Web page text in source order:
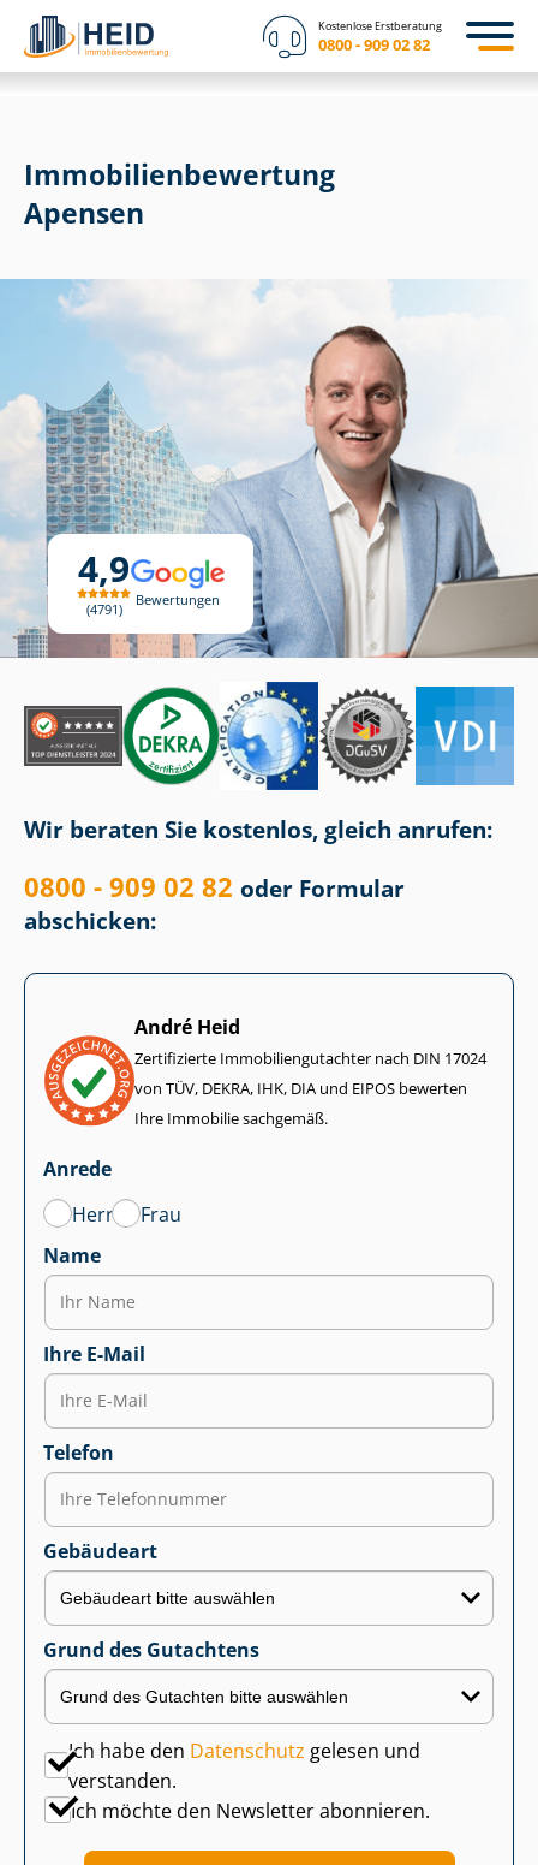
Kostenlose Erstberatung
0800 - 909 02 82
4,9
4791
Bewertungen
Immobilien­bewertung
Apensen
Wir beraten Sie kostenlos, gleich anrufen:
0800 - 909 02 82 oder Formular
abschicken:
André Heid
Zertifizierte Im­mo­bi­li­en­gut­ach­ter nach DIN 17024
von TÜV, DEKRA, IHK, DIA und EIPOS bewerten
Ihre Immobilie sachgemäß.
Anrede
Herr
Frau
Name
Ihre E-Mail
Telefon
Gebäudeart
Grund des Gutachtens
Ich habe den Datenschutz gelesen und
verstanden.
Ich möchte den Newsletter abonnieren.